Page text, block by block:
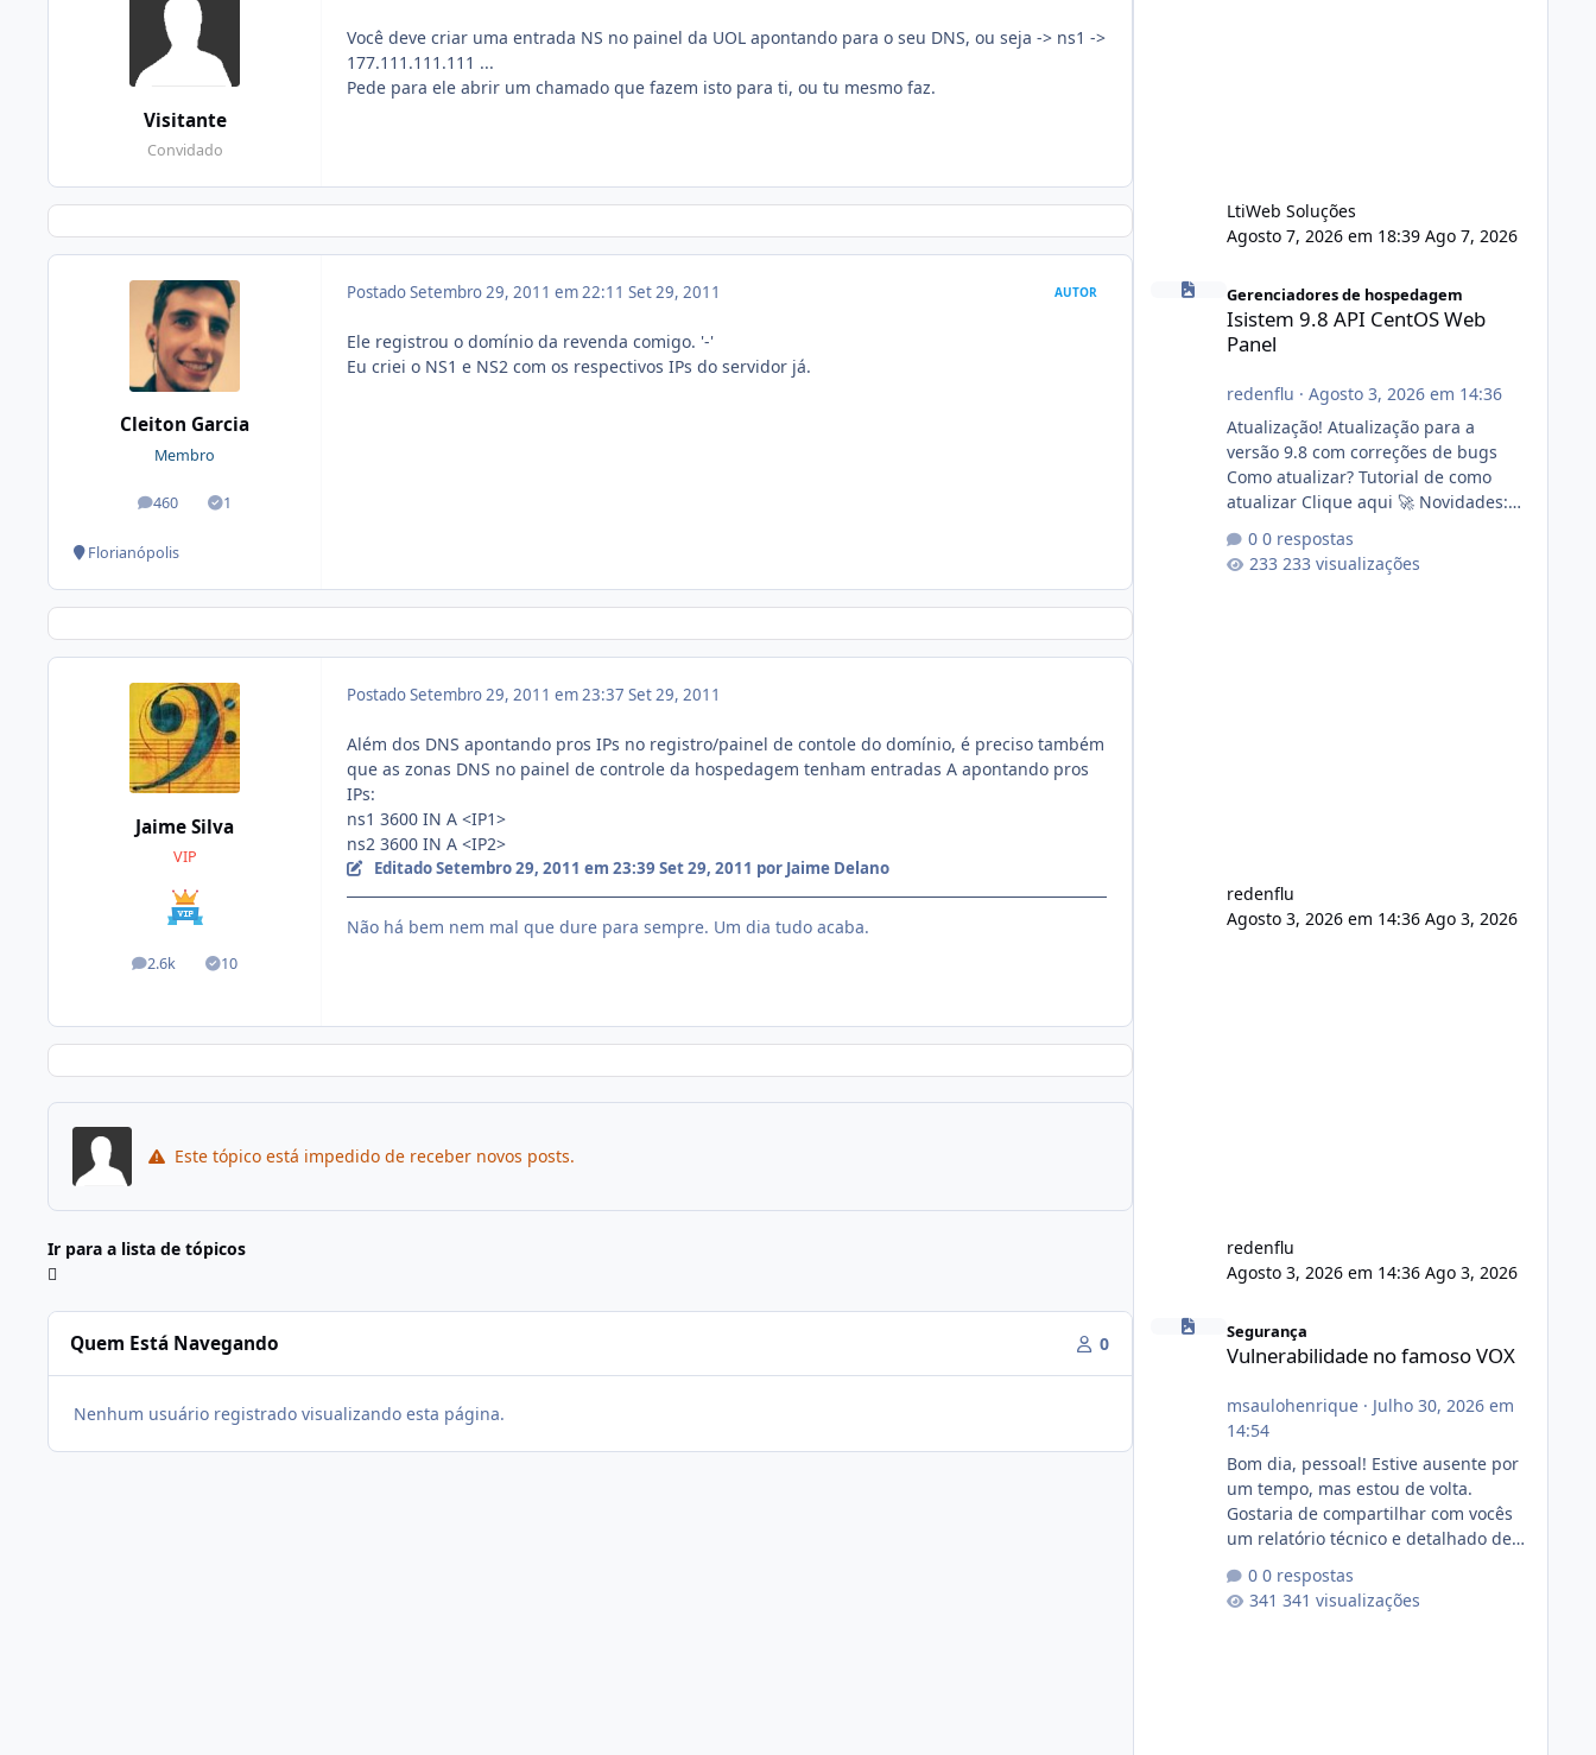
Visitante
Convidado
Você deve criar uma entrada NS no painel da UOL apontando para o seu DNS, ou seja -> ns1 ->
177.111.111.111 ...
Pede para ele abrir um chamado que fazem isto para ti, ou tu mesmo faz.
Cleiton Garcia
Membro
460
posts 1
Soluções
Florianópolis
PostadoSetembro 29, 2011 em 22:11 Set 29, 2011 AUTOR
Ele registrou o domínio da revenda comigo. '-'
Eu criei o NS1 e NS2 com os respectivos IPs do servidor já.
Jaime Silva
VIP
2.6k
posts 10
Soluções
PostadoSetembro 29, 2011 em 23:37 Set 29, 2011
Além dos DNS apontando pros IPs no registro/painel de contole do domínio, é preciso também
que as zonas DNS no painel de controle da hospedagem tenham entradas A apontando pros
IPs:
ns1 3600 IN A <IP1>
ns2 3600 IN A <IP2>
EditadoSetembro 29, 2011 em 23:39 Set 29, 2011 por Jaime Delano
Não há bem nem mal que dure para sempre. Um dia tudo acaba.
Este tópico está impedido de receber novos posts.
Ir para a lista de tópicos
Quem Está Navegando 0
Nenhum usuário registrado visualizando esta página.
LtiWeb Soluções
Agosto 7, 2026 em 18:39 Ago 7, 2026
Isistem 9.8 API CentOS Web Panel
Gerenciadores de hospedagem
Isistem 9.8 API CentOS Web
Panel
redenflu · Agosto 3, 2026 em 14:36
Atualização! Atualização para a
versão 9.8 com correções de bugs
Como atualizar? Tutorial de como
atualizar Clique aqui 🚀 Novidades:
publico para consulta de sub.dominio
autorizado a usasr o isistem:
0 respostas
233 visualizações
redenflu
Agosto 3, 2026 em 14:36 Ago 3, 2026
redenflu
Agosto 3, 2026 em 14:36 Ago 3, 2026
Vulnerabilidade no famoso VOX
Segurança
Vulnerabilidade no famoso VOX
msaulohenrique· Julho 30, 2026 em
14:54
Bom dia, pessoal! Estive ausente por
um tempo, mas estou de volta.
Gostaria de compartilhar com vocês
um relatório técnico e detalhado de
conformidade referente
ao VOXPANEL (versão atualmente em
0 respostas
341 visualizações